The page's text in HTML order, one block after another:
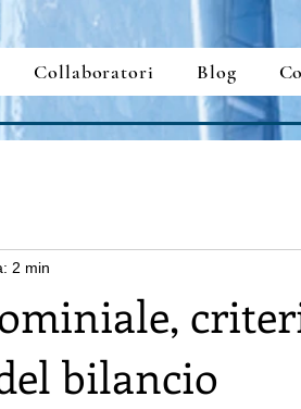
Collaboratori Blog
bilancio
2 min